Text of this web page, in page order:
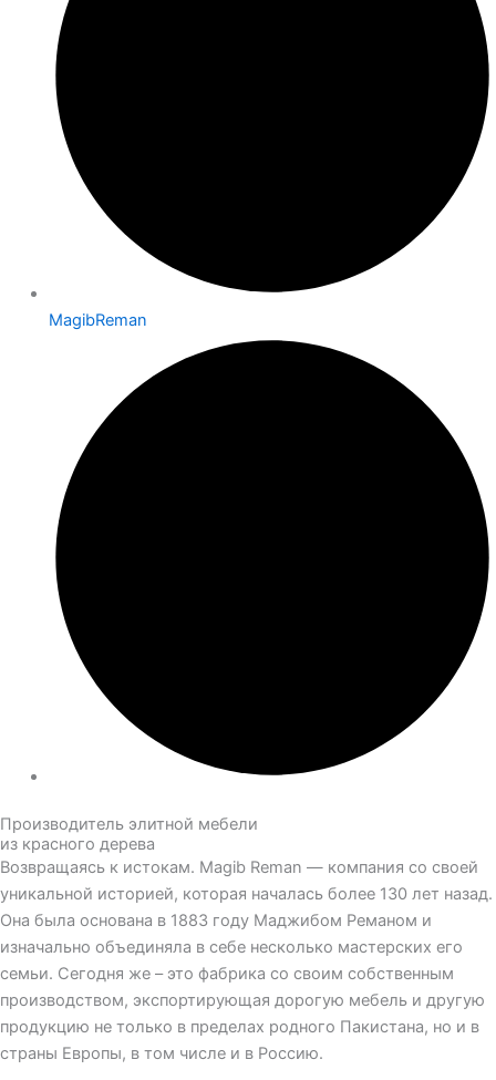
MagibReman
Производитель элитной мебели
из красного дерева
Возвращаясь к истокам. Magib Reman — компания со своей
уникальной историей, которая началась более 130 лет назад.
Она была основана в 1883 году Маджибом Реманом и
изначально объединяла в себе несколько мастерских его
семьи. Сегодня же – это фабрика со своим собственным
производством, экспортирующая дорогую мебель и другую
продукцию не только в пределах родного Пакистана, но и в
страны Европы, в том числе и в Россию.